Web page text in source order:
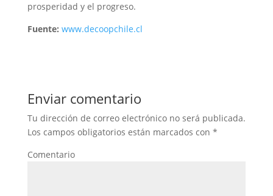
prosperidad y el progreso.
Fuente: www.decoopchile.cl
Enviar comentario
Tu dirección de correo electrónico no será publicada.
Los campos obligatorios están marcados con *
Comentario